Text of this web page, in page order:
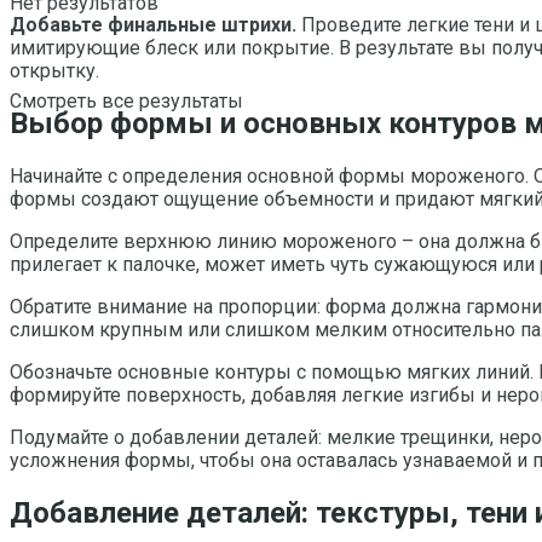
Смотреть все результаты
Добавьте финальные штрихи. Проведите легкие тени и
имитирующие блеск или покрытие. В результате вы
открытку.
Выбор формы и основных контуров
Начинайте с определения основной формы мороженого.
формы создают ощущение объемности и придают
Определите верхнюю линию мороженого – она должна
прилегает к палочке, может иметь чуть сужающуюся
Обратите внимание на пропорции: форма должна
слишком крупным или слишком мелким относительно
Обозначьте основные контуры с помощью мягких линий.
формируйте поверхность, добавляя легкие изгибы и
Подумайте о добавлении деталей: мелкие трещинки,
усложнения формы, чтобы она оставалась узнаваемой и
Добавление деталей: текстуры,